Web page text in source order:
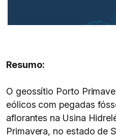
Resumo:
O geossítio Porto
eólicos com pegadas
aflorantes na Usina
Primavera, no estado de